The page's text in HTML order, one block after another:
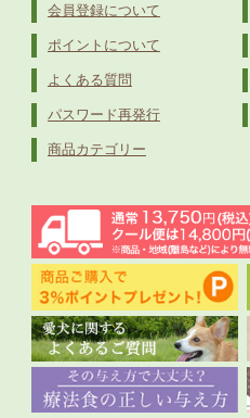
会員登録について
ポイントについて
よくある質問
パスワード再発行
商品カテゴリー